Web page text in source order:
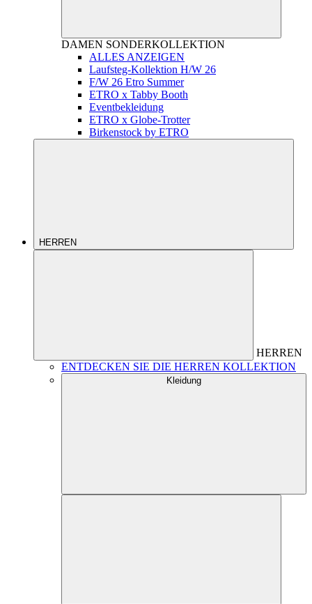
DAMEN SONDERKOLLEKTION
ALLES ANZEIGEN
Laufsteg-Kollektion H/W 26
F/W 26 Etro Summer
ETRO x Tabby Booth
Eventbekleidung
ETRO x Globe-Trotter
Birkenstock by ETRO
HERREN
HERREN
ENTDECKEN SIE DIE HERREN KOLLEKTION
Kleidung